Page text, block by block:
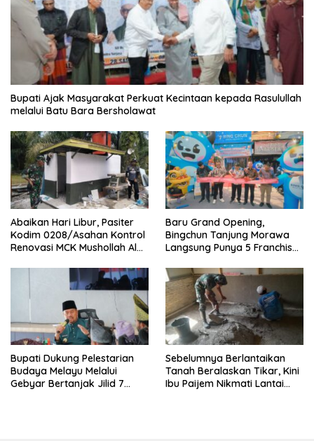
Bupati Ajak Masyarakat Perkuat Kecintaan kepada Rasulullah
melalui Batu Bara Bersholawat
Abaikan Hari Libur, Pasiter
Kodim 0208/Asahan Kontrol
Renovasi MCK Mushollah Al
‎Baru Grand Opening,
Bingchun Tanjung Morawa
Langsung Punya 5 Franchise
Bupati Dukung Pelestarian
Budaya Melayu Melalui
Gebyar Bertanjak Jilid 7
Sebelumnya Berlantaikan
Tanah Beralaskan Tikar, Kini
Ibu Paijem Nikmati Lantai